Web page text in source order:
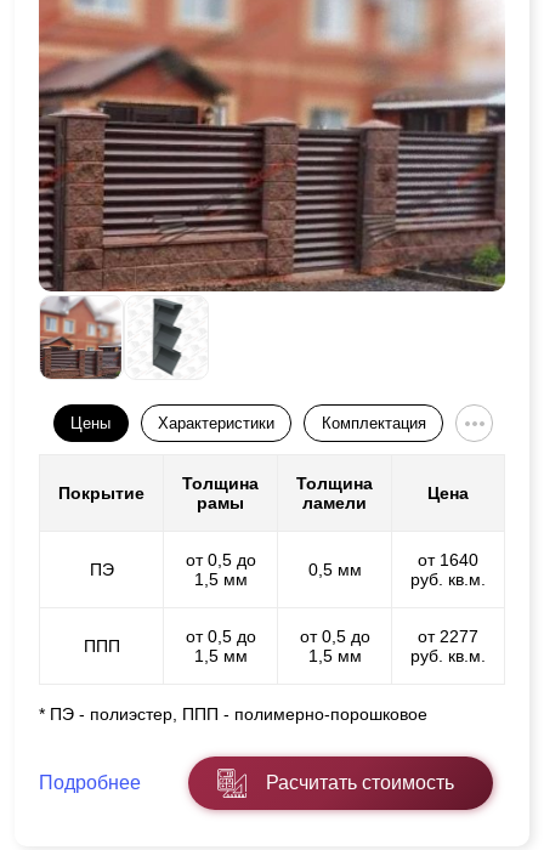
Цены Характеристики Комплектация
Покрытие
Толщина
рамы
Толщина
ламели
Цена
ПЭ
от 0,5 до
1,5 мм
0,5 мм
от 1640
руб. кв.м.
ППП
от 0,5 до
1,5 мм
от 0,5 до
1,5 мм
от 2277
руб. кв.м.
* ПЭ - полиэстер, ППП - полимерно-порошковое
Подробнее Расчитать стоимость